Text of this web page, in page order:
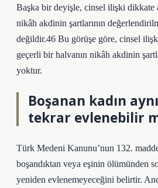
Başka bir deyişle, cinsel ilişki dikkate
nikâh akdinin şartlarının
değildir.46 Bu görüşe göre, cinsel
geçerli bir halvanın nikâh akdinin
yoktur.
Boşanan kadın
tekrar evlenebilir
Türk Medeni Kanunu’nun 132.
boşandıktan veya eşinin ölümünden
yeniden evlenemeyeceğini belirtir.